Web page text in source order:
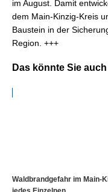
im August. Damit
dem Main-Kinzig-Kreis
Baustein in der
Region. +++
Das könnte Sie
Waldbrandgefahr im Main-